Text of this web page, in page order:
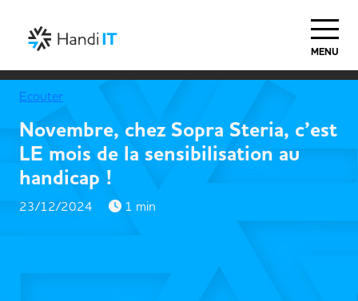
MENU
Ecouter
Novembre, chez Sopra Steria, c’est
LE mois de la sensibilisation au
handicap !
23/12/2024 1 min